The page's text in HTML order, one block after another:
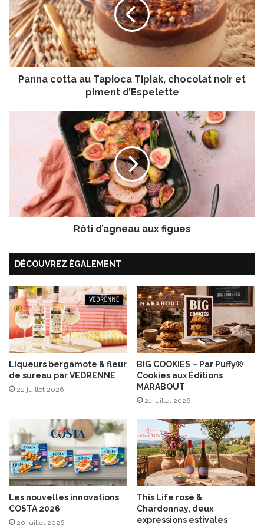
a
c
o
t
t
a
,
c
h
c
o
l
a
t
n
e
t
p
i
m
e
n
t
Panna cotta au Tapioca Tipiak, chocolat noir et
piment d’Espelette
n
u
x
f
g
u
e
s
Rôti d’agneau aux figues
DÉCOUVREZ ÉGALEMENT
Liqueurs bergamote & fleur
de sureau par VEDRENNE
22 juillet 2026
BIG COOKIES – Par Puffy®
Cookies aux Éditions
MARABOUT
21 juillet 2026
Les nouvelles innovations
COSTA 2026
20 juillet 2026
This Life rosé &
Chardonnay, deux
expressions estivales